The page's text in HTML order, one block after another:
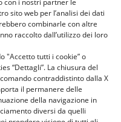
con i nostri partner le
sito web per l’analisi dei dati
combinarle con altre
raccolto dall’utilizzo dei loro
"Accetto tutti i cookie” o
“Dettagli”. La chiusura del
contraddistinto dalla X
il permanere delle
della navigazione in
diversi da quelli